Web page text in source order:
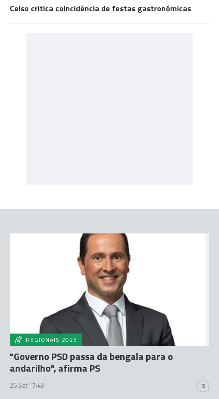
Celso critica coincidência de festas gastronómicas
REGIONAIS 2023
"Governo PSD passa da bengala para o
andarilho", afirma PS
26 Set 17:43 3